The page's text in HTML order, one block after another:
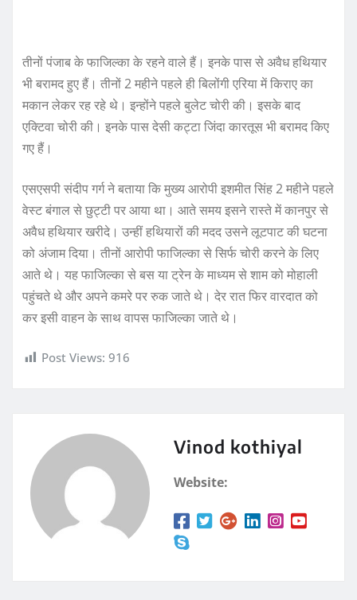
तीनों पंजाब के फाजिल्का के रहने वाले हैं। इनके पास से अवैध हथियार
भी बरामद हुए हैं। तीनों 2 महीने पहले ही बिलोंगी एरिया में किराए का
मकान लेकर रह रहे थे। इन्होंने पहले बुलेट चोरी की। इसके बाद
एक्टिवा चोरी की। इनके पास देसी कट्टा जिंदा कारतूस भी बरामद किए
गए हैं।
एसएसपी संदीप गर्ग ने बताया कि मुख्य आरोपी इशमीत सिंह 2 महीने पहले
वेस्ट बंगाल से छुट्टी पर आया था। आते समय इसने रास्ते में कानपुर से
अवैध हथियार खरीदे। उन्‍हीं हथियारों की मदद उसने लूटपाट की घटना
को अंजाम दिया। तीनों आरोपी फाजिल्का से सिर्फ चोरी करने के लिए
आते थे। यह फाजिल्का से बस या ट्रेन के माध्यम से शाम को मोहाली
पहुंचते थे और अपने कमरे पर रुक जाते थे। देर रात फिर वारदात को
कर इसी वाहन के साथ वापस फाजिल्का जाते थे।
Post Views: 916
Vinod kothiyal
Website: